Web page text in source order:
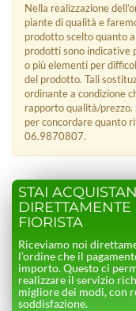
Nella realizzazione
piante di qualità e
prodotto scelto quanto
prodotti sono indicative
o più elementi per
del prodotto. Tali
ordinante a condizione
rapporto qualità/
per concordare quanto
06.9870807.
STAI
FIORISTA
Riceviamo noi
l’ordine che il
importo. Questo ci
realizzare il servizio
migliore dei modi, con
soddisfazione.